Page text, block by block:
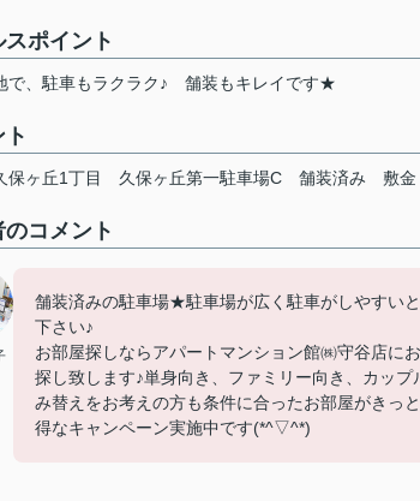
スポイント
で、駐車もラクラク♪ 舗装もキレイです★
保ヶ丘1丁目 久保ヶ丘第一駐車場C 舗装済み 敷金
コメント
舗装済みの駐車場★駐車場が広く駐車がしやすい
下さい♪
お部屋探しならアパートマンション館㈱守谷店に
探し致します♪単身向き、ファミリー向き、カッ
み替えをお考えの方も条件に合ったお部屋がきっ
得なキャンペーン実施中です(*^▽^*)